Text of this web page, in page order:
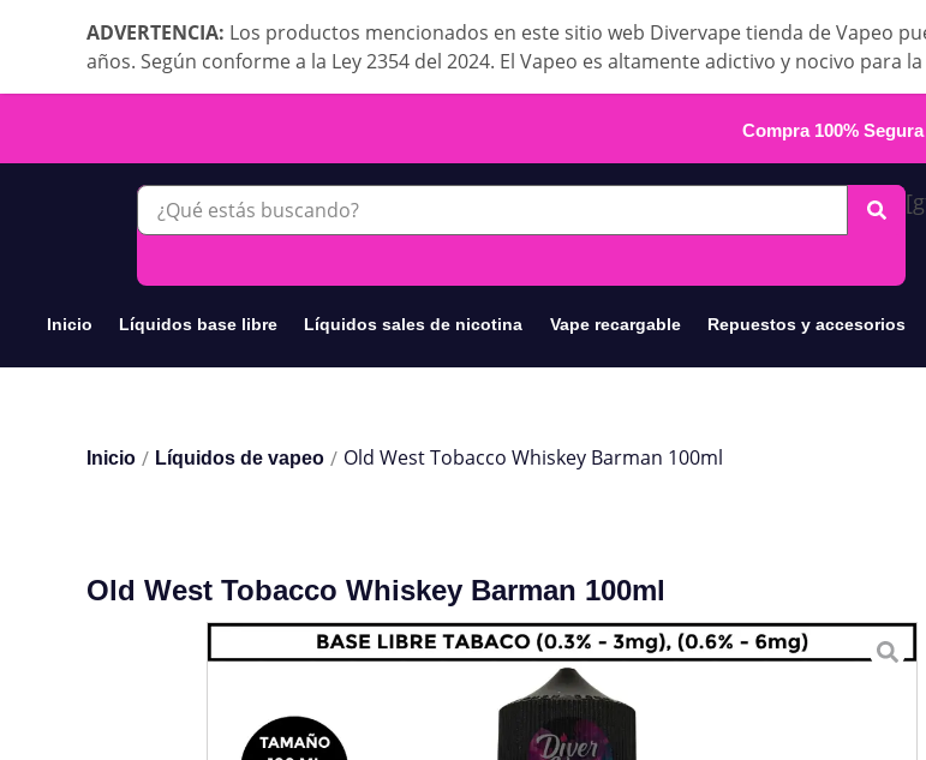
ADVERTENCIA: Los productos mencionados en este sitio web Divervape tienda de Vapeo
años. Según conforme a la Ley 2354 del 2024. El Vapeo es altamente adictivo y nocivo para la
Compra 100% Segura
Inicio Líquidos base libre Líquidos sales de nicotina Vape recargable Repuestos y accesorios
Inicio / Líquidos de vapeo / Old West Tobacco Whiskey Barman 100ml
Old West Tobacco Whiskey Barman 100ml